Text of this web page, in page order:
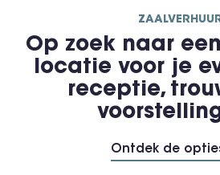
Op zoek naar
locatie voor je
receptie,
Ontdek de